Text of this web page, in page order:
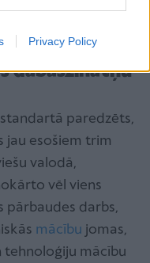
Privacy Policy
dabaszinātņu
paredzēts,
jau esošiem trim
valodā,
vēl viens
pārbaudes darbs,
mācību jomas,
tehnoloģiju mācību